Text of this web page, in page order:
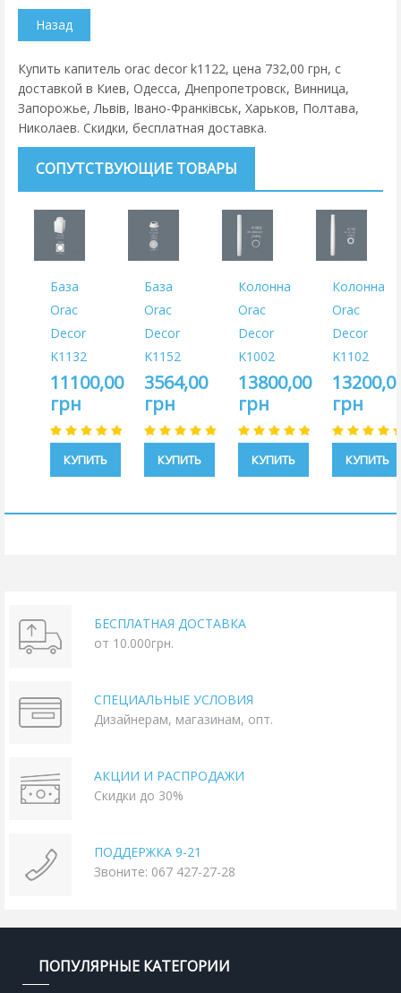
Купить капитель orac decor k1122, цена 732,00 грн, с
доставкой в Киев, Одесса, Днепропетровск, Винница,
Запорожье, Львів, Івано-Франківськ, Харьков, Полтава,
Николаев. Скидки, бесплатная доставка.
СОПУТСТВУЮЩИЕ ТОВАРЫ
База
Orac
Decor
K1132
11100,00
грн
КУПИТЬ
База
Orac
Decor
K1152
3564,00
грн
КУПИТЬ
Колонна
Orac
Decor
K1002
13800,00
грн
КУПИТЬ
Колонна
Orac
Decor
K1102
грн
КУПИТЬ
БЕСПЛАТНАЯ ДОСТАВКА
от 10.000грн.
СПЕЦИАЛЬНЫЕ УСЛОВИЯ
Дизайнерам, магазинам, опт.
АКЦИИ И РАСПРОДАЖИ
Скидки до 30%
ПОДДЕРЖКА 9-21
Звоните: 067 427-27-28
ПОПУЛЯРНЫЕ КАТЕГОРИИ